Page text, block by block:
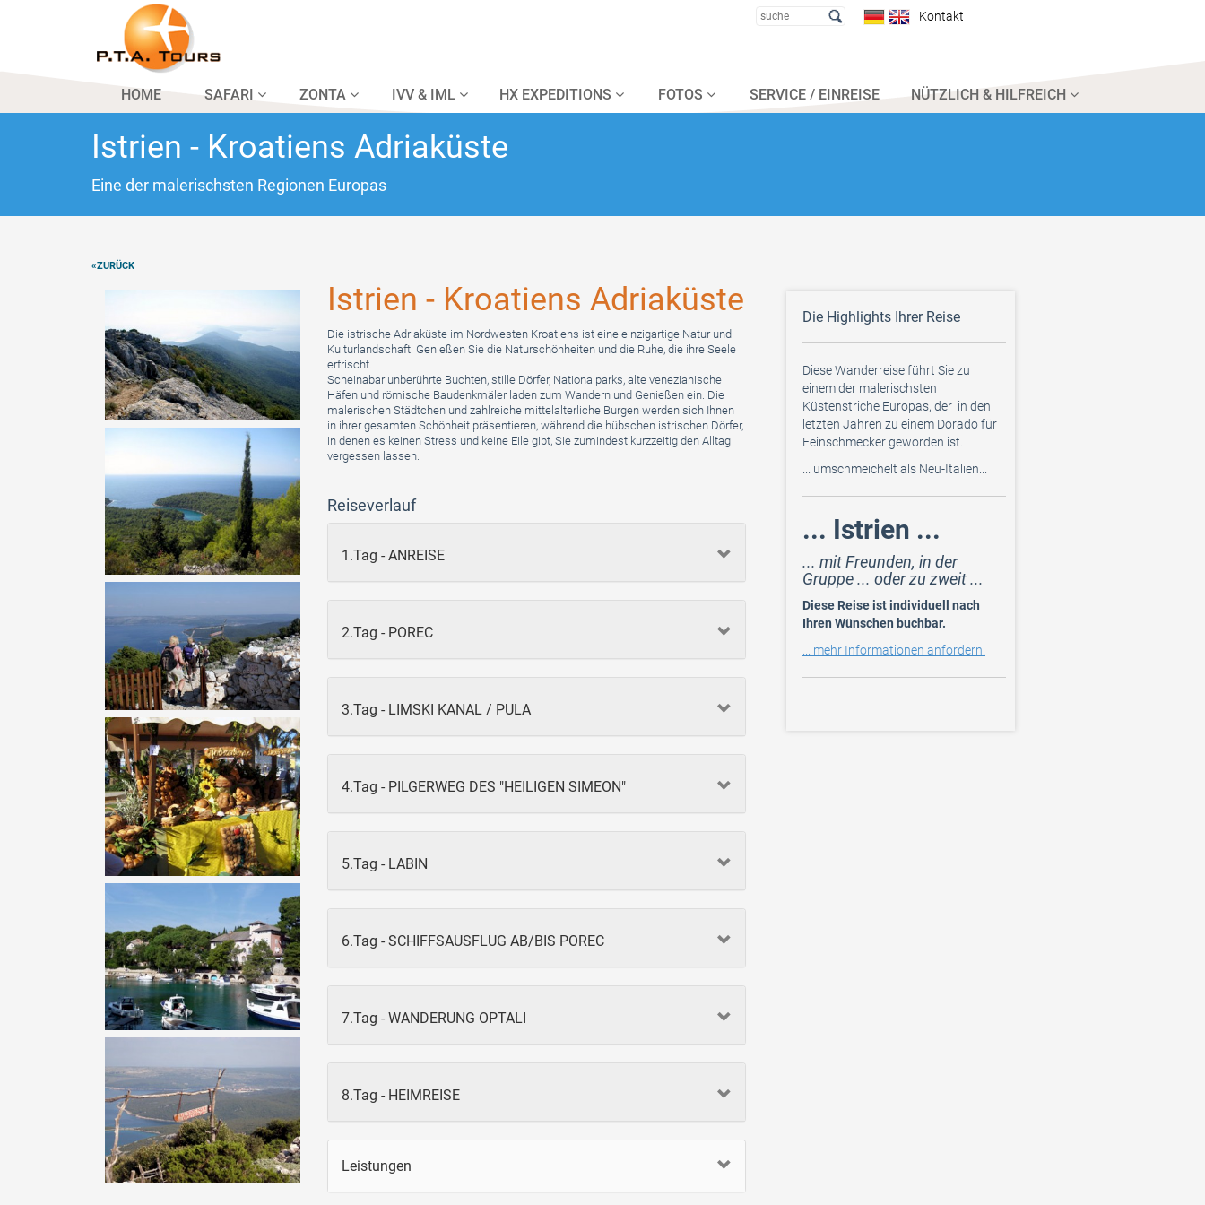
Kontakt
HOME SAFARI ZONTA IVV & IML HX EXPEDITIONS FOTOS SERVICE / EINREISE NÜTZLICH & HILFREICH
Istrien - Kroatiens Adriaküste
Eine der malerischsten Regionen Europas
«ZURÜCK
Istrien - Kroatiens Adriaküste
Die istrische Adriaküste im Nordwesten Kroatiens ist eine einzigartige Natur und
Kulturlandschaft. Genießen Sie die Naturschönheiten und die Ruhe, die ihre Seele
erfrischt.
Scheinabar unberührte Buchten, stille Dörfer, Nationalparks, alte venezianische
Häfen und römische Baudenkmäler laden zum Wandern und Genießen ein. Die
malerischen Städtchen und zahlreiche mittelalterliche Burgen werden sich Ihnen
in ihrer gesamten Schönheit präsentieren, während die hübschen istrischen Dörfer,
in denen es keinen Stress und keine Eile gibt, Sie zumindest kurzzeitig den Alltag
vergessen lassen.
Reiseverlauf
1.Tag - ANREISE
2.Tag - POREC
3.Tag - LIMSKI KANAL / PULA
4.Tag - PILGERWEG DES "HEILIGEN SIMEON"
5.Tag - LABIN
6.Tag - SCHIFFSAUSFLUG AB/BIS POREC
7.Tag - WANDERUNG OPTALI
8.Tag - HEIMREISE
Leistungen
Die Highlights Ihrer Reise
Diese Wanderreise führt Sie zu
einem der malerischsten
Küstenstriche Europas, der in den
letzten Jahren zu einem Dorado für
Feinschmecker geworden ist.
... umschmeichelt als Neu-Italien...
... Istrien ...
... mit Freunden, in der
Gruppe ... oder zu zweit ...
Diese Reise ist individuell nach
Ihren Wünschen buchbar.
... mehr Informationen anfordern.